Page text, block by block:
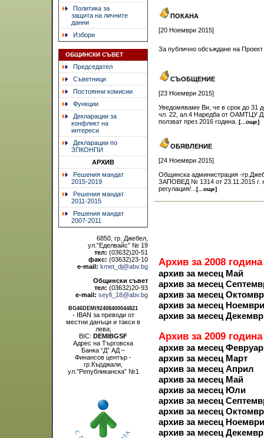
Политика за
защита на личните
данни
Избори
ОБЩИНСКИ СЪВЕТ
Председател
Съветници
Постоянни комисии
Функции
Декларации за
конфликт на
интереси
Декларации по
ЗПКОНПИ
АРХИВ
Решения мандат
2015-2019
Решения мандат
2011-2015
Решения мандат
2007-2011
6850, гр. Джебел,
ул.”Еделвайс” № 19
тел: (03632)20-51
факс: (03632)23-10
e-mail: kmet_dj@abv.bg
Общински съвет
тел: (03632)20-93
e-mail: seyfi_18@abv.bg
BG46DEMI92408400044821
- IBAN за преводи от
местни данъци и такси в
лева;
BIC: DEMIBGSF
Адрес на Търговска
Банка “Д” АД –
Финансов център -
гр.Кърджали,
ул.”Републиканска” №1
ПОКАНА
[20 Ноември 2015]
За публично обсъждане на
СЪОБЩЕНИЕ
[23 Ноември 2015]
Уведомяваме Ви, че в срок до 31
чл. 22, ал.4 Наредба от ОАМТЦУ
ползват през 2016 година. [...още]
ОБЯВЛЕНИЕ
[24 Ноември 2015]
Общинска администрация -
ЗАПОВЕД № 1314 от 23.11.2015 г.
регулация/... [...още]
Архив за 2008 година
архив за месец Май
архив за месец
архив за месец
архив за месец Ноември
архив за месец
Архив за 2009 година
архив за месец
архив за месец Март
архив за месец Април
архив за месец Май
архив за месец Юли
архив за месец
архив за месец
архив за месец Ноември
архив за месец